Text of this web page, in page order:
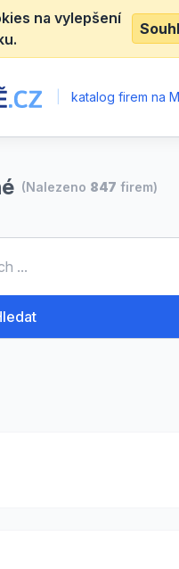
na vylepšení
katalog firem na
(Nalezeno 847 firem)